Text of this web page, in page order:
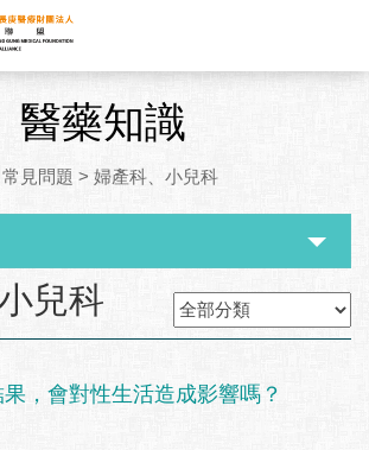
醫藥知識
常見問題 > 婦產科、小兒科
兒科
，會對性生活造成影響嗎？